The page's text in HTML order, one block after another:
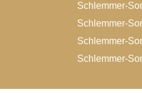
Schlemmer-
Schlemmer-
Schlemmer-
Schlemmer-